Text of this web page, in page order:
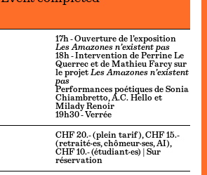
17h - Ouverture de l’exposition
Les Amazones n’existent pas
18h - Intervention de Perrine Le
Querrec et de Mathieu Farcy sur
le projet Les Amazones n’existent
pas
Performances poétiques de Sonia
Chiambretto, A.C. Hello et
Milady Renoir
19h30 - Verrée
CHF 20.- (plein tarif), CHF 15.-
(retraité·es, chômeur·ses, AI),
CHF 10.- (étudiant·es) | Sur
réservation